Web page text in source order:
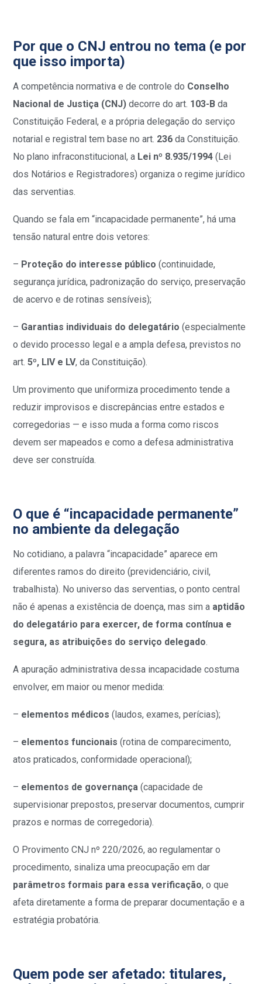
Por que o CNJ entrou no tema (e por
que isso importa)
A competência normativa e de controle do Conselho
Nacional de Justiça (CNJ) decorre do art. 103-B da
Constituição Federal, e a própria delegação do serviço
notarial e registral tem base no art. 236 da Constituição.
No plano infraconstitucional, a Lei nº 8.935/1994 (Lei
dos Notários e Registradores) organiza o regime jurídico
das serventias.
Quando se fala em “incapacidade permanente”, há uma
tensão natural entre dois vetores:
– Proteção do interesse público (continuidade,
segurança jurídica, padronização do serviço, preservação
de acervo e de rotinas sensíveis);
– Garantias individuais do delegatário (especialmente
o devido processo legal e a ampla defesa, previstos no
art.5º, LIV e LV, da Constituição).
Um provimento que uniformiza procedimento tende a
reduzir improvisos e discrepâncias entre estados e
corregedorias — e isso muda a forma como riscos
devem ser mapeados e como a defesa administrativa
deve ser construída.
O que é “incapacidade permanente”
no ambiente da delegação
No cotidiano, a palavra “incapacidade” aparece em
diferentes ramos do direito (previdenciário, civil,
trabalhista). No universo das serventias, o ponto central
não é apenas a existência de doença, mas sim a aptidão
do delegatário para exercer, de forma contínua e
segura, as atribuições do serviço delegado.
A apuração administrativa dessa incapacidade costuma
envolver, em maior ou menor medida:
– elementos médicos (laudos, exames, perícias);
– elementos funcionais (rotina de comparecimento,
atos praticados, conformidade operacional);
– elementos de governança (capacidade de
supervisionar prepostos, preservar documentos, cumprir
prazos e normas de corregedoria).
O Provimento CNJ nº 220/2026, ao regulamentar o
procedimento, sinaliza uma preocupação em dar
parâmetros formais para essa verificação, o que
afeta diretamente a forma de preparar documentação e a
estratégia probatória.
Quem pode ser afetado: titulares,